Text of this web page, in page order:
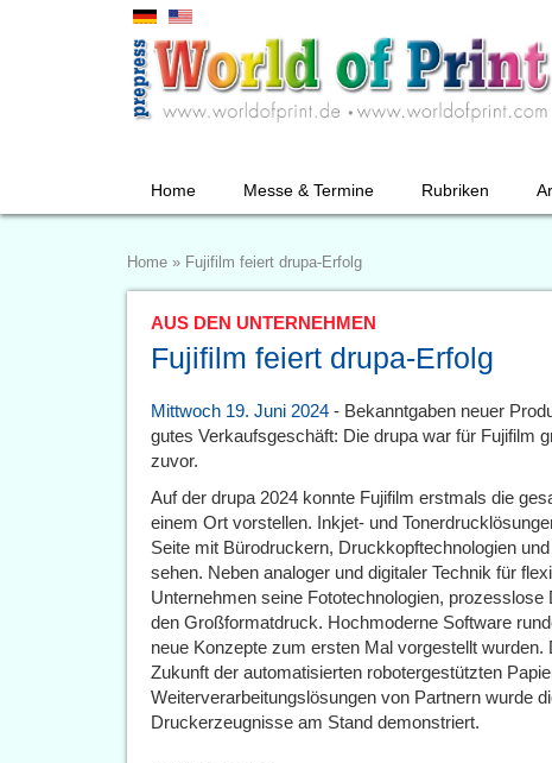
Home Messe & Termine Rubriken
Home » Fujifilm feiert drupa-Erfolg
AUS DEN UNTERNEHMEN
Fujifilm feiert drupa-Erfolg
Mittwoch 19. Juni 2024 - Bekanntgaben neuer
gutes Verkaufsgeschäft: Die drupa war für Fujifilm
zuvor.
Auf der drupa 2024 konnte Fujifilm erstmals die
einem Ort vorstellen. Inkjet- und
Seite mit Bürodruckern, Druckkopftechnologien
sehen. Neben analoger und digitaler Technik für
Unternehmen seine Fototechnologien,
den Großformatdruck. Hochmoderne Software
neue Konzepte zum ersten Mal vorgestellt
Zukunft der automatisierten robotergestützten
Weiterverarbeitungslösungen von Partnern wurde
Druckerzeugnisse am Stand demonstriert.